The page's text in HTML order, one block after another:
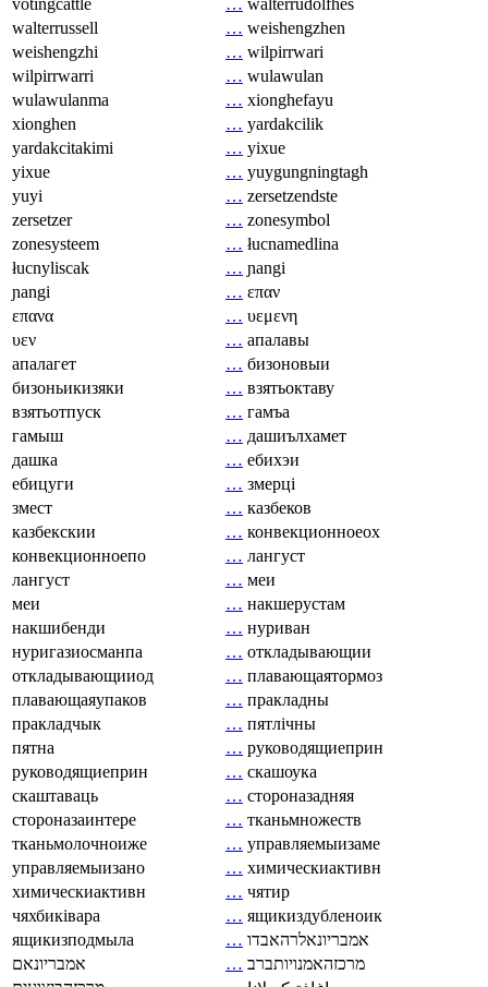
walterrussell
… weishengzhen
weishengzhi
… wilpirrwari
wilpirrwarri
… wulawulan
wulawulanma
… xionghefayu
xionghen
… yardakcilik
yardakcitakimi
… yixue
yixue
… yuygungningtagh
yuyi
… zersetzendste
zersetzer
… zonesymbol
zonesysteem
… łucnamedlina
łucnyliscak
… ɲangi
ɲangi
… επαν
επανα
… υεμενη
υεν
… апалавы
апалагет
… бизоновыи
бизоньикизяки
… взятьоктаву
взятьотпуск
… гамъа
гамыш
… дашиълхамет
дашка
… ебихэи
ебицуги
… змерці
змест
… казбеков
казбекскии
… конвекционноеох
конвекционноепо
… лангуст
лангуст
… меи
меи
… накшерустам
накшибенди
… нуриван
нуригазиосманпа
… откладывающии
откладывающииод
… плавающаятормоз
плавающаяупаков
… пракладны
пракладчык
… пятлічны
пятна
… руководящиеприн
руководящиеприн
… скашоука
скаштаваць
… стороназадняя
стороназаинтере
… тканьмножеств
тканьмолочноиже
… управляемыизаме
управляемыизано
… химическиактивн
химическиактивн
… чятир
чяхбиківара
… ящикиздубленоик
ящикизподмыла
… אמבריונאלרהאבדו
אמבריונאם
… מרכזהאמנויותברב